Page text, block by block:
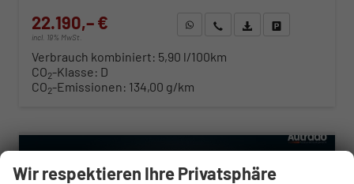
22.190,– €
incl. 19% MwSt.
WhatsApp anfragen
Wir rufen Sie anFahrzeugexposé (PDF)
Verbrauch kombiniert: 5,90 l/100km
CO2-Klasse: D
CO2-Emissionen: 134,00 g/km
Wir respektieren Ihre Privatsphäre